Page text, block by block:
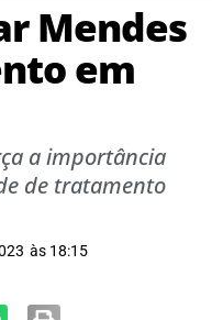
Mendes
em
a importância
de tratamento
às 18:15